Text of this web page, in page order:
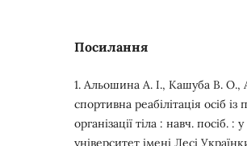
Посилання
1. Альошина А. І., Кашуба В. О.,
спортивна реабілітація осіб
організації тіла : навч.
університет імені Лесі